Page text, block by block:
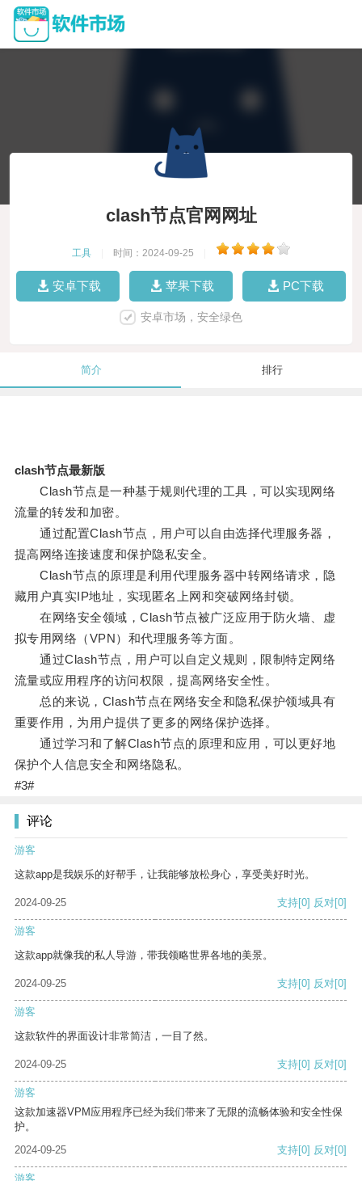
clash节点官网网址
工具 时间：2024-09-25
安卓下载 苹果下载 PC下载
安卓市场，安全绿色
简介 排行
clash节点最新版
Clash节点是一种基于规则代理的工具，可以实现网络
流量的转发和加密。
通过配置Clash节点，用户可以自由选择代理服务器，
提高网络连接速度和保护隐私安全。
Clash节点的原理是利用代理服务器中转网络请求，隐
藏用户真实IP地址，实现匿名上网和突破网络封锁。
在网络安全领域，Clash节点被广泛应用于防火墙、虚
拟专用网络（VPN）和代理服务等方面。
通过Clash节点，用户可以自定义规则，限制特定网络
流量或应用程序的访问权限，提高网络安全性。
总的来说，Clash节点在网络安全和隐私保护领域具有
重要作用，为用户提供了更多的网络保护选择。
通过学习和了解Clash节点的原理和应用，可以更好地
保护个人信息安全和网络隐私。
#3#
评论
游客
这款app是我娱乐的好帮手，让我能够放松身心，享受美好时光。
2024-09-25 支持[0] 反对[0]
游客
这款app就像我的私人导游，带我领略世界各地的美景。
2024-09-25 支持[0] 反对[0]
游客
这款软件的界面设计非常简洁，一目了然。
2024-09-25 支持[0] 反对[0]
游客
这款加速器VPM应用程序已经为我们带来了无限的流畅体验和安全性保
护。
2024-09-25
支持[0] 反对[0]
游客